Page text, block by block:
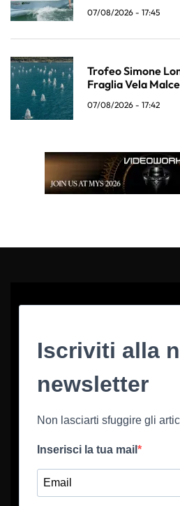
07/08/2026 - 17:45
Trofeo Simone
Fraglia Vela
07/08/2026 - 17:42
Iscriviti alla
newsletter
Non lasciarti sfuggire gli
Inserisci la tua mail